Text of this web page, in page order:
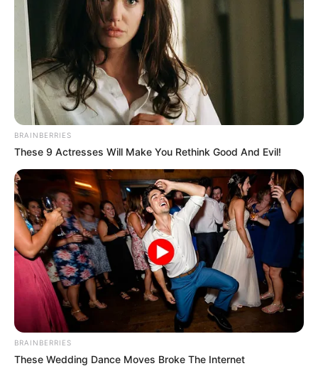
BRAINBERRIES
These 9 Actresses Will Make You Rethink Good And Evil!
BRAINBERRIES
These Wedding Dance Moves Broke The Internet